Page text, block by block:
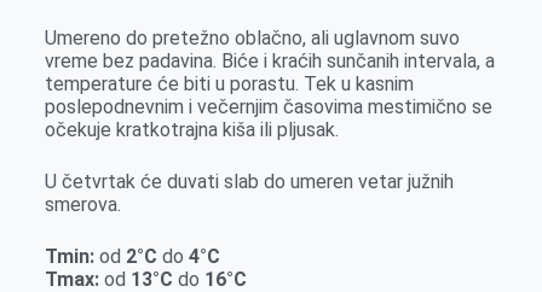
b
o
o
k
e
n
g
e
r
e
d
I
n
r
s
A
p
p
l
Umereno do pretežno oblačno, ali uglavnom suvo
vreme bez padavina. Biće i kraćih sunčanih intervala, a
temperature će biti u porastu. Tek u kasnim
poslepodnevnim i večernjim časovima mestimično se
očekuje kratkotrajna kiša ili pljusak.
U četvrtak će duvati slab do umeren vetar južnih
smerova.
Tmin:od 2°C do 4°C
Tmax: od 13°C do 16°C